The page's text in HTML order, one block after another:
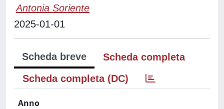
Antonia Soriente
2025-01-01
Scheda breve
Scheda completa
Scheda completa (DC)
Anno